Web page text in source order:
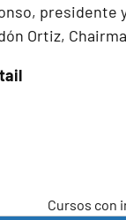
presidente
Ortiz,
Cursos con